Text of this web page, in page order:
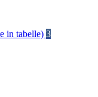
in tabelle) 3